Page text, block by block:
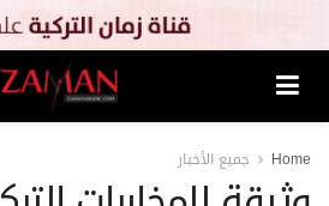
Home جميع الأخبار